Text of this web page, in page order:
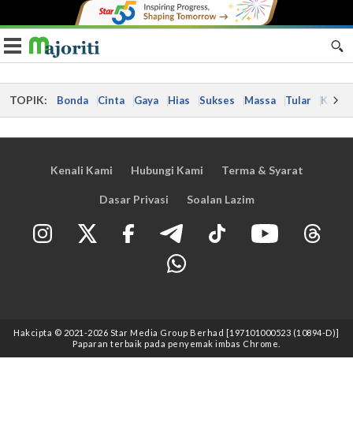
Toggle navigation
TOPIK: Bonda Cinta Gaya Hias Sukses Massa Tular Kes
Kenali Kami Hubungi Kami Terma & Syarat
Dasar Privasi Soalan Lazim
Hakcipta © 2021 -2026 Star Media Group Berhad [197101000523 (10894-D)]
Paparan terbaik pada penyemak imbas Chrome.